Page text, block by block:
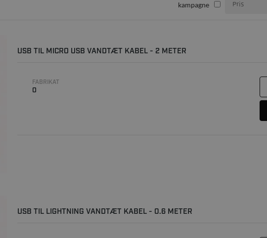
kampagne
USB TIL MICRO USB VANDTÆT KABEL - 2 METER
FABRIKAT
0
USB TIL LIGHTNING VANDTÆT KABEL - 0.6 METER